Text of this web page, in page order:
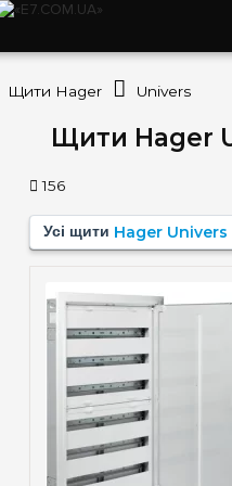
Щити Hager
156
Усі щити Hager Univers
(+1)
Щити Hager Univers